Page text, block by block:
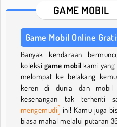
GAME MOBIL
Game Mobil Online
Banyak kendaraan
koleksi game mobil kami
melompat ke belakang
keren di dunia dan mobil
kesenangan tak
mengemudi ini! Kamu juga
biasa mahal melalui putaran